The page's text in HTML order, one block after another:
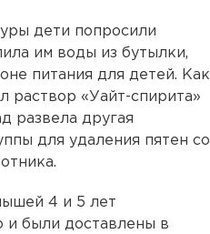
дети попросили
им воды из бутылки,
питания для детей. Как
раствор «Уайт-спирита»
развела другая
для удаления пятен со
4 и 5 лет
и были доставлены в